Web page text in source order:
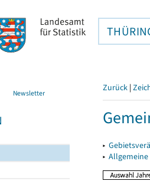
Newsletter Zurück |
▸
▸